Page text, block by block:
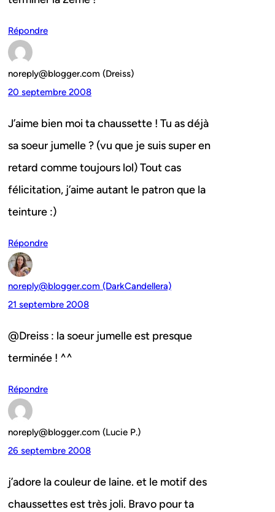
Répondre
noreply@blogger.com (Dreiss)
20 septembre 2008
J’aime bien moi ta chaussette ! Tu as déjà
sa soeur jumelle ? (vu que je suis super en
retard comme toujours lol) Tout cas
félicitation, j’aime autant le patron que la
teinture :)
Répondre
noreply@blogger.com (DarkCandellera)
21 septembre 2008
@Dreiss : la soeur jumelle est presque
terminée ! ^^
Répondre
noreply@blogger.com (Lucie P.)
26 septembre 2008
j’adore la couleur de laine. et le motif des
chaussettes est très joli. Bravo pour ta